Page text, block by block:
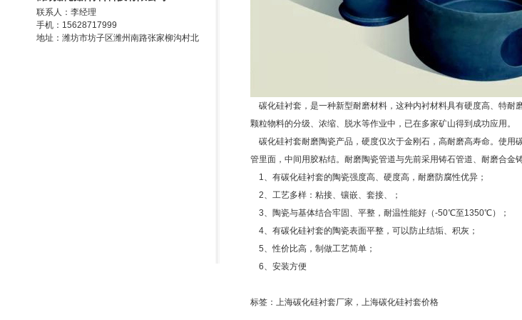
碳化硅衬套，是一种新型耐磨材料，这种内衬材料具有硬度高、特耐
颗粒物料的分级、浓缩、脱水等作业中，已在多家矿山得到成功应用。
碳化硅衬套耐磨陶瓷产品，硬度仅次于金刚石，高耐磨高寿命。使用
管里面，中间用胶粘结。耐磨陶瓷管道与先前采用铸石管道、耐磨合金
1、有碳化硅衬套的陶瓷强度高、硬度高，耐磨防腐性优异；
2、工艺多样：粘接、镶嵌、套接、；
3、陶瓷与基体结合牢固、平整，耐温性能好（-50℃至1350℃）；
4、有碳化硅衬套的陶瓷表面平整，可以防止结垢、积灰；
5、性价比高，制做工艺简单；
6、安装方便
标签：上海碳化硅衬套厂家，上海碳化硅衬套价格
联系人：李经理
手机：15628717999
地址：潍坊市坊子区潍州南路张家柳沟村北